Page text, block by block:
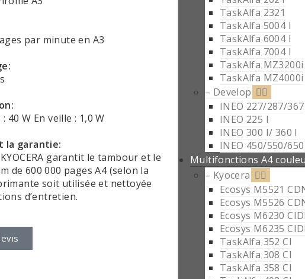
par minute en A3
40 W En veille : 1,0 W
la garantie:
garantit le tambour et le
de 600 000 pages A4 (selon la
soit utilisée et nettoyée
d’entretien.‎
TaskAlfa 2321
TaskAlfa 5004 I
TaskAlfa 6004 I
TaskAlfa 7004 I
TaskAlfa MZ3200i
TaskAlfa MZ4000i
– Develop
INEO 227/287/367
INEO 225 I
INEO 300 I/ 360 I
INEO 450/550/
Multifonctions A4
– Kyocera
Ecosys M5521
Ecosys M5526
Ecosys M6230
Ecosys M6235
TaskAlfa 352 CI
TaskAlfa 308 CI
TaskAlfa 358 CI